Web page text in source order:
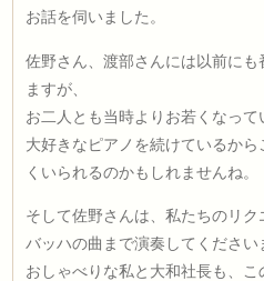
お話を伺いました。
佐野さん、渡部さんには以前に
ますが、
お二人とも当時よりお若くなって
大好きなピアノを続けているか
くいられるのかもしれませんね。
そして佐野さんは、私たちのリク
バッハの曲まで演奏してください
おしゃべりな私と大和社長も、